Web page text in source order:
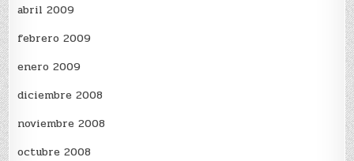
abril 2009
febrero 2009
enero 2009
diciembre 2008
noviembre 2008
octubre 2008